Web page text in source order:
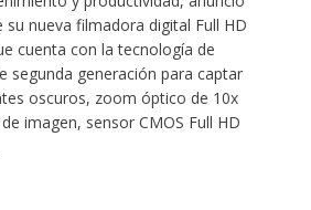
su nueva filmadora digital Full HD
cuenta con la tecnología de
segunda generación para captar
oscuros, zoom óptico de 10x
imagen, sensor CMOS Full HD